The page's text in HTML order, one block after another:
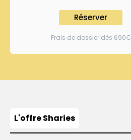
Réserver
Frais de dossier dès 690€
L'offre Sharies